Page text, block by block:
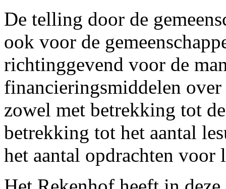
De telling door de
ook voor de
richtinggevend voor de
financieringsmiddelen
zowel met betrekking tot
betrekking tot het aantal
het aantal opdrachten voor